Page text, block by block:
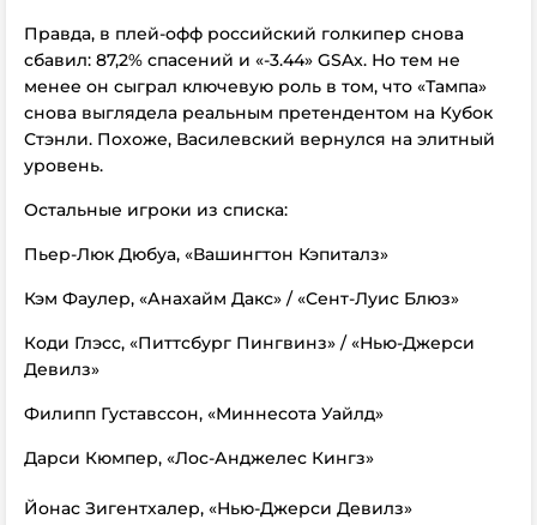
Правда, в плей-офф российский голкипер снова
сбавил: 87,2% спасений и «-3.44» GSAx. Но тем не
менее он сыграл ключевую роль в том, что «Тампа»
снова выглядела реальным претендентом на Кубок
Стэнли. Похоже, Василевский вернулся на элитный
уровень.
Остальные игроки из списка:
Пьер-Люк Дюбуа, «Вашингтон Кэпиталз»
Кэм Фаулер, «Анахайм Дакс» / «Сент-Луис Блюз»
Коди Глэсс, «Питтсбург Пингвинз» / «Нью-Джерси
Девилз»
Филипп Густавссон, «Миннесота Уайлд»
Дарси Кюмпер, «Лос-Анджелес Кингз»
Йонас Зигентхалер, «Нью-Джерси Девилз»